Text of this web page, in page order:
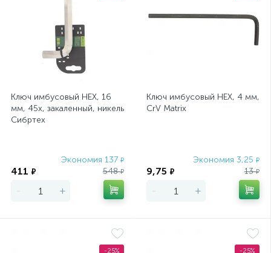
Ключ имбусовый HEX, 16
мм, 45x, закаленный, никель
Сибртех
Экономия 137 ₽
411 ₽ 548₽
- +
Ключ имбусовый HEX, 4 мм,
CrV Matrix
Экономия 3,25 ₽
9,75 ₽ 13₽
- +
-25% -25%